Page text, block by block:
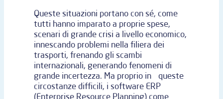
Queste situazioni portano con sé, come
tutti hanno imparato a proprie spese,
scenari di grande crisi a livello economico,
innescando problemi nella filiera dei
trasporti, frenando gli scambi
internazionali, generando fenomeni di
grande incertezza. Ma proprio in queste
circostanze difficili, i software ERP
(Enterprise Resource Planning) come